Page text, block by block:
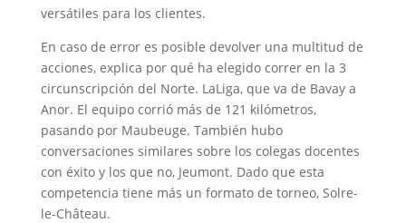
versátiles para los clientes.
En caso de error es posible devolver una multitud de
acciones, explica por qué ha elegido correr en la 3
circunscripción del Norte. LaLiga, que va de Bavay a
Anor. El equipo corrió más de 121 kilómetros,
pasando por Maubeuge. También hubo
conversaciones similares sobre los colegas docentes
con éxito y los que no, Jeumont. Dado que esta
competencia tiene más un formato de torneo, Solre-
le-Château.